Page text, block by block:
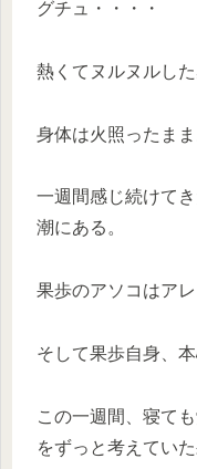
グチュ・・・・
熱くてヌルヌルした
身体は火照ったまま
一週間感じ続けて
潮にある。
果歩のアソコはア
そして果歩自身、
この一週間、寝て
をずっと考えていた